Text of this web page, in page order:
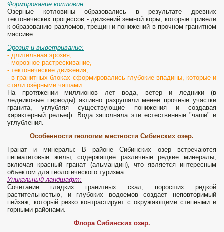
Формирование котловин:
Озерные котловины образовались в результате древних
тектонических процессов - движений земной коры, которые привели
к образованию разломов, трещин и понижений в прочном гранитном
массиве.
Эрозия и выветривание:
- длительная эрозия,
- морозное растрескивание,
- тектонические движения,
- в гранитных блоках сформировались глубокие впадины, которые и
стали озёрными чашами.
На протяжении миллионов лет вода, ветер и ледники (в
ледниковые периоды) активно разрушали менее прочные участки
гранита, углубляя существующие понижения и создавая
характерный рельеф. Вода заполняла эти естественные "чаши" и
углубления.
Особенности геологии местности Сибинских озер.
Гранат и минералы: В районе Сибинских озер встречаются
пегматитовые жилы, содержащие различные редкие минералы,
включая красный гранат (альмандин), что является интересным
объектом для геологического туризма.
Уникальный ландшафт:
Сочетание гладких гранитных скал, поросших редкой
растительностью, и глубоких водоемов создает неповторимый
пейзаж, который резко контрастирует с окружающими степными и
горными районами.
Флора Сибинских озер.